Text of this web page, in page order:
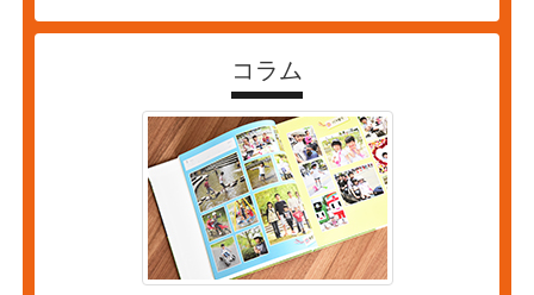
コラム